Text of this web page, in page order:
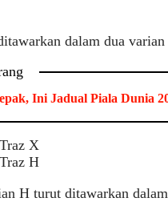
dalam dua varian
Ini Jadual Piala Dunia
X
H
H turut ditawarkan